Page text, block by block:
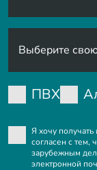
ПВХ
Я хочу
согласен с
зарубежным
электронной